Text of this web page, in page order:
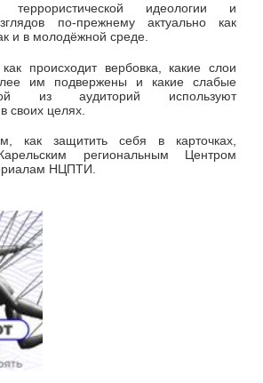
террористической идеологии и
по-прежнему актуально как
и в молодёжной среде.
происходит вербовка, какие слои
им подвержены и какие слабые
из аудиторий используют
своих целях.
как защитить себя в карточках,
региональным Центром
НЦПТИ.